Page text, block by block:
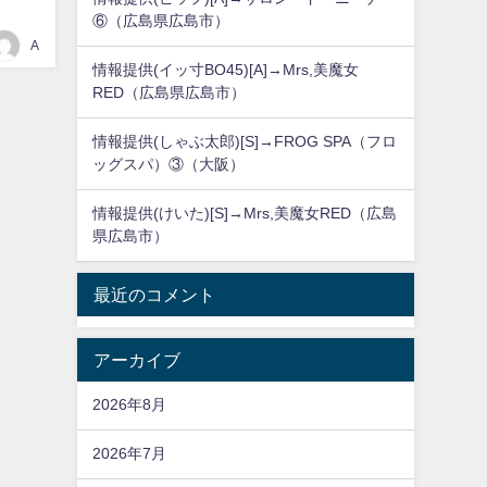
A
⑥（広島県広島市）
情報提供(イッ寸BO45)[A]→Mrs,美魔女
RED（広島県広島市）
情報提供(しゃぶ太郎)[S]→FROG SPA（フロ
ッグスパ）③（大阪）
情報提供(けいた)[S]→Mrs,美魔女RED（広島
県広島市）
最近のコメント
アーカイブ
2026年8月
2026年7月